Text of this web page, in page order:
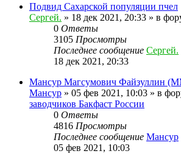
Подвид Сахарской популяции пчел
Сергей. » 18 дек 2021, 20:33 » в
0 Ответы
3105 Просмотры
Последнее сообщение Сергей.
18 дек 2021, 20:33
Мансур Магсумович Файзуллин
Мансур » 05 фев 2021, 10:03 » в
заводчиков Бакфаст России
0 Ответы
4816 Просмотры
Последнее сообщение Мансур
05 фев 2021, 10:03